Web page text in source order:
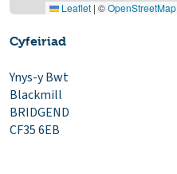
Leaflet | ©OpenStreetMap
Cyfeiriad
Ynys-y Bwt
Blackmill
BRIDGEND
CF35 6EB